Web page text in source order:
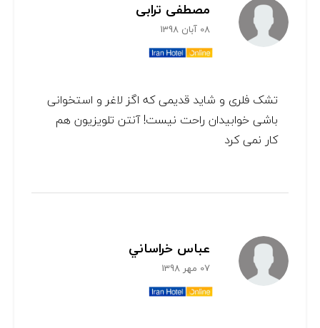
مصطفی ترابی
08 آبان 1398
تشک فلری و شاید قدیمی که اگز لاغر و استخوانی
باشی خوابیدان راحت نیست! آنتن تلویزیون هم
کار نمی کرد
عباس خراساني
07 مهر 1398